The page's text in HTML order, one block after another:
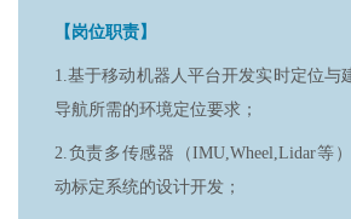
器人仿真软件（mujoco、isaacsim
pybullet、raisim等），有sim2real经验；
4.具有六自由度协作型机械臂（如UR
器人、无人机中至少一项的实机开发经
5.熟练掌握 C++ 与 Python 编程语言，
【岗位职责】
1.基于移动机器人平台开发实时定位与
导航所需的环境定位要求；
2.负责多传感器（IMU,Wheel,Lidar等
动标定系统的设计开发；